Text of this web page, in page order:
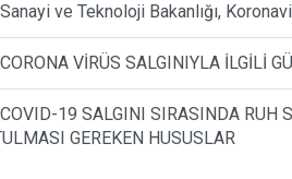
Sanayi ve Teknoloji Bakanlığı,
CORONA VİRÜS SALGINIYLA İLGİLİ
COVID-19 SALGINI SIRASINDA RUH
GEREKEN HUSUSLAR